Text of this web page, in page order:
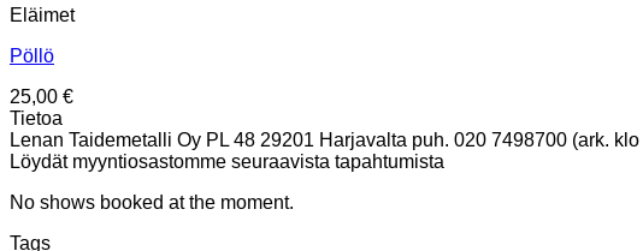
Eläimet
Pöllö
25,00 €
Tietoa
Lenan Taidemetalli Oy PL 48 29201 Harjavalta puh. 020 7498700 (ark.
Löydät myyntiosastomme seuraavista tapahtumista
No shows booked at the moment.
Tags